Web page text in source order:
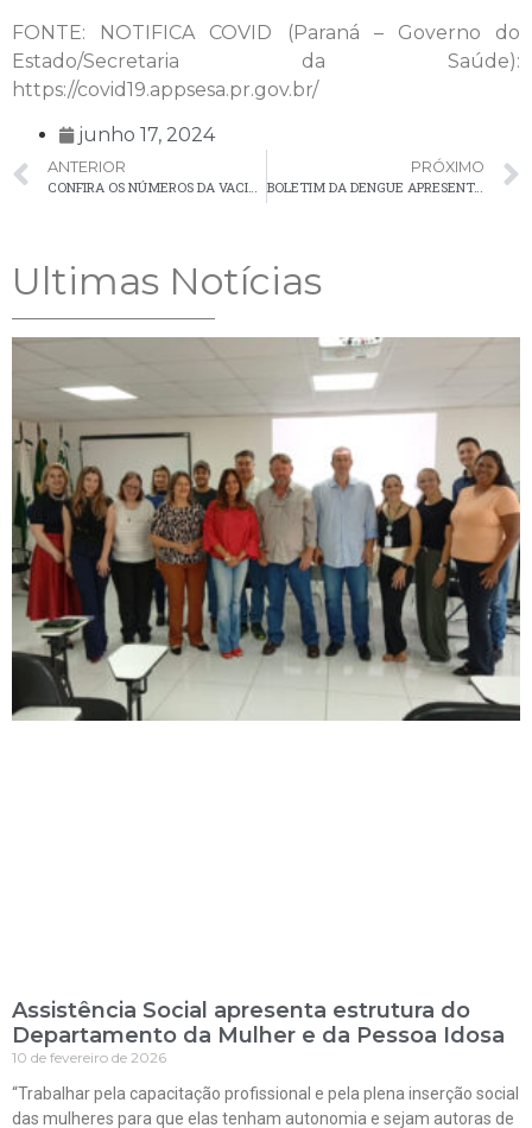
FONTE: NOTIFICA COVID (Paraná – Governo do
Estado/Secretaria da Saúde):
https://covid19.appsesa.pr.gov.br/
junho 17, 2024
ANTERIOR
CONFIRA OS NÚMEROS DA VACINAÇÃO CONTRA A COVID-19 EM PALMEIRA
PRÓXIMO
BOLETIM DA DENGUE APRESENTA 527 CASOS CONFIRMADOS EM PALMEIRA
Ultimas Notícias
Assistência Social apresenta estrutura do
Departamento da Mulher e da Pessoa Idosa
10 de fevereiro de 2026
“Trabalhar pela capacitação profissional e pela plena inserção social
das mulheres para que elas tenham autonomia e sejam autoras de